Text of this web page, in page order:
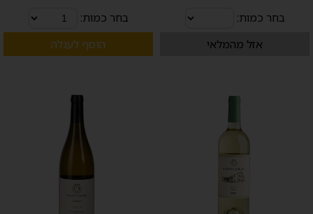
בחר כמות:
אזל מהמלאי
בחר כמות:
הוסף לעגלה